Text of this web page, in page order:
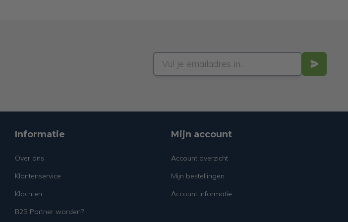
Informatie
Over ons
Klantenservice
Klachten
B2B Partner worden?
Mijn account
Account overzicht
Mijn bestellingen
Account informatie